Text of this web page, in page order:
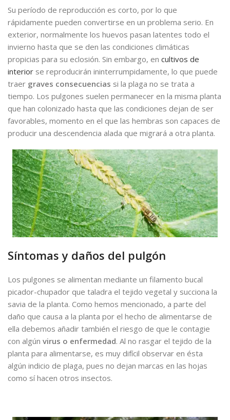
Su período de reproducción es corto, por lo que
rápidamente pueden convertirse en un problema serio. En
exterior, normalmente los huevos pasan latentes todo el
invierno hasta que se den las condiciones climáticas
propicias para su eclosión. Sin embargo, en cultivos de
interior se reproducirán ininterrumpidamente, lo que puede
traer graves consecuencias si la plaga no se trata a
tiempo. Los pulgones suelen permanecer en la misma planta
que han colonizado hasta que las condiciones dejan de ser
favorables, momento en el que las hembras son capaces de
producir una descendencia alada que migrará a otra planta.
Síntomas y daños del pulgón
Los pulgones se alimentan mediante un filamento bucal
picador-chupador que taladra el tejido vegetal y succiona la
savia de la planta. Como hemos mencionado, a parte del
daño que causa a la planta por el hecho de alimentarse de
ella debemos añadir también el riesgo de que le contagie
con algún virus o enfermedad. Al no rasgar el tejido de la
planta para alimentarse, es muy difícil observar en ésta
algún indicio de plaga, pues no dejan marcas en las hojas
como sí hacen otros insectos.